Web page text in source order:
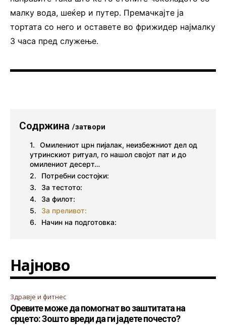
малку вода, шеќер и путер. Премачкајте ја
тортата со него и оставете во фрижидер најмалку
3 часа пред служење.
Содржина /затвори
Омилениот црн пијалак, неизбежниот дел од
утринскиот ритуал, го нашол својот пат и до
омилениот десерт…
Потребни состојки:
За тестото:
За филот:
За преливот:
Начин на подготовка:
Најново
Здравје и фитнес
Оревите може да помогнат во заштитата на
срцето: Зошто вреди да ги јадете почесто?